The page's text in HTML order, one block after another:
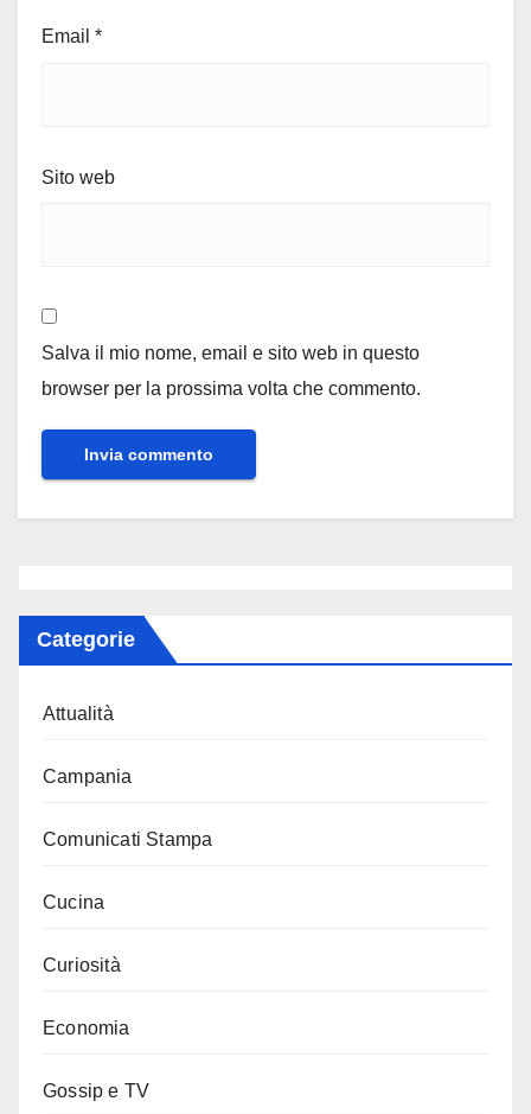
Email *
Sito web
Salva il mio nome, email e sito web in questo
browser per la prossima volta che commento.
Categorie
Attualità
Campania
Comunicati Stampa
Cucina
Curiosità
Economia
Gossip e TV